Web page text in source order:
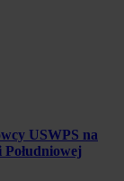
USWPS na